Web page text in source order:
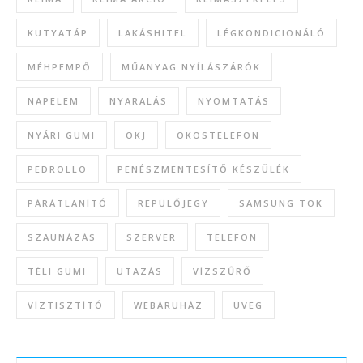
KUTYATÁP LAKÁSHITEL LÉGKONDICIONÁLÓ
MÉHPEMPŐ MŰANYAG NYÍLÁSZÁRÓK
NAPELEM NYARALÁS NYOMTATÁS
NYÁRI GUMI OKJ OKOSTELEFON
PEDROLLO PENÉSZMENTESÍTŐ KÉSZÜLÉK
PÁRÁTLANÍTÓ REPÜLŐJEGY SAMSUNG TOK
SZAUNÁZÁS SZERVER TELEFON
TÉLI GUMI UTAZÁS VÍZSZŰRŐ
VÍZTISZTÍTÓ WEBÁRUHÁZ ÜVEG